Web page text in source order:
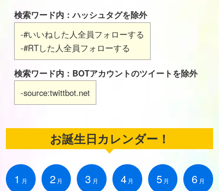
検索ワード内：ハッシュタグを除外
-#いいねした人全員フォローする
-#RTした人全員フォローする
検索ワード内：BOTアカウントのツイートを除外
-source:twittbot.net
お誕生日カレンダー！
1 月 2 月 3 月 4 月 5 月 6 月